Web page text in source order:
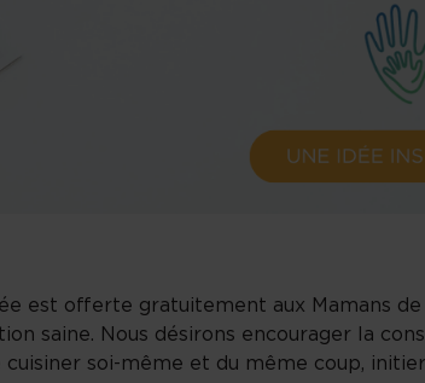
est offerte gratuitement aux Mamans
saine. Nous désirons encourager la
soi-même et du même coup,